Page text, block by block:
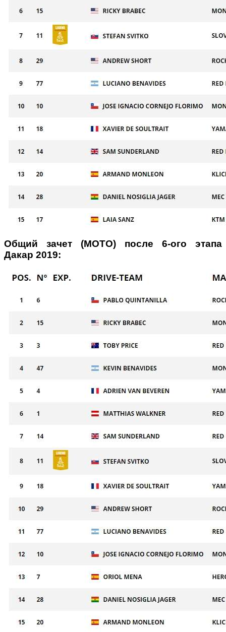
Общий зачет (МОТО) после 6-ого этапа
Дакар 2019: